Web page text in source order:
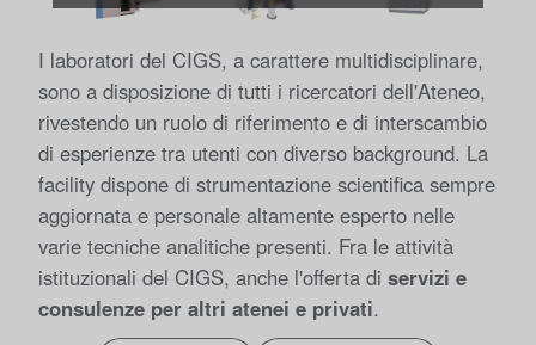
I laboratori del CIGS, a carattere multidisciplinare,
sono a disposizione di tutti i ricercatori dell'Ateneo,
rivestendo un ruolo di riferimento e di interscambio
di esperienze tra utenti con diverso background. La
facility dispone di strumentazione scientifica sempre
aggiornata e personale altamente esperto nelle
varie tecniche analitiche presenti. Fra le attività
istituzionali del CIGS, anche l'offerta di servizi e
consulenze per altri atenei e privati.